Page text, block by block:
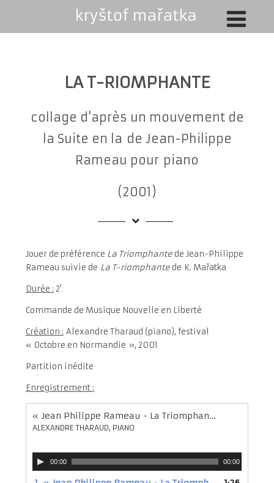
LA T-RIOMPHANTE
collage d'après un mouvement de
la Suite en la de Jean-Philippe
Rameau pour piano
(2001)
Jouer de préférence La Triomphantede Jean-Philippe
Rameau suivie de La T-riomphantede K. Mařatka
Durée :2'
Commande de Musique Nouvelle en Liberté
Création :Alexandre Tharaud (piano), festival
« Octobre en Normandie », 2001
Partition inédite
Enregistrement :
« Jean Philippe Rameau - La Triomphante »
ALEXANDRE THARAUD, PIANO
Lecteur
audio
00:00 00:00